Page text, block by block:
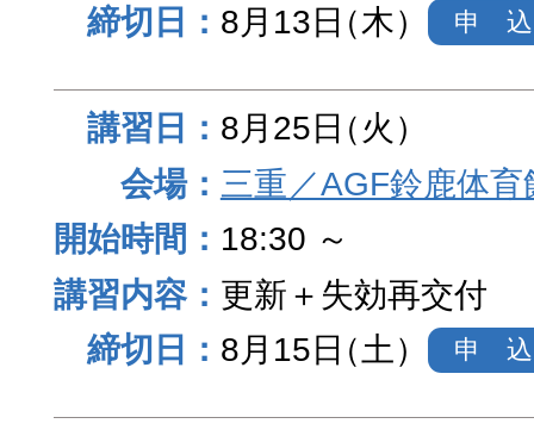
8月13日（木） 申 込
8月25日（火）
三重／AGF鈴鹿体育
18:30 ～
更新＋失効再交付
8月15日（土） 申 込